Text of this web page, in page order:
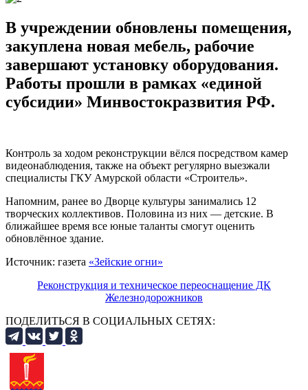
В учреждении обновлены помещения,
закуплена новая мебель, рабочие
завершают установку оборудования.
Работы прошли в рамках «единой
субсидии» Минвостокразвития РФ.
Контроль за ходом реконструкции вёлся посредством камер
видеонаблюдения, также на объект регулярно выезжали
специалисты ГКУ Амурской области «Строитель».
Напомним, ранее во Дворце культуры занимались 12
творческих коллективов. Половина из них — детские. В
ближайшее время все юные таланты смогут оценить
обновлённое здание.
Источник: газета «Зейские огни»
Реконструкция и техническое переоснащение ДК
Железнодорожников
ПОДЕЛИТЬСЯ В СОЦИАЛЬНЫХ СЕТЯХ: